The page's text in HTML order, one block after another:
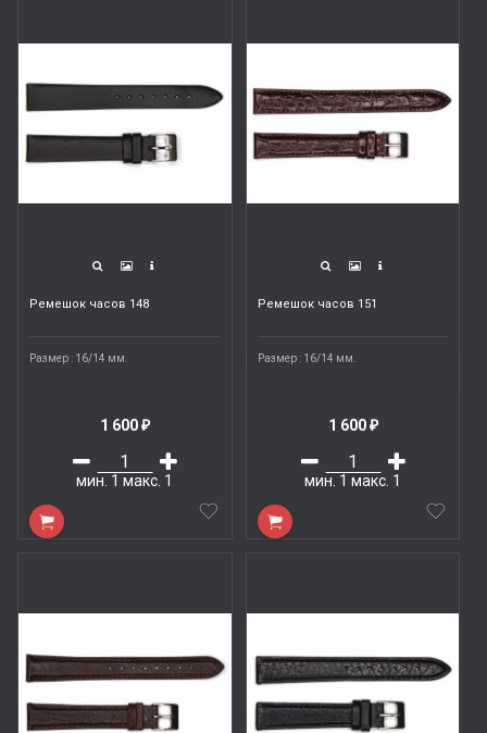
Ремешок часов 148
Размер : 16/14 мм.
1 600 ₽
мин. 1макс. 1
Ремешок часов 151
Размер : 16/14 мм.
1 600 ₽
мин. 1макс. 1